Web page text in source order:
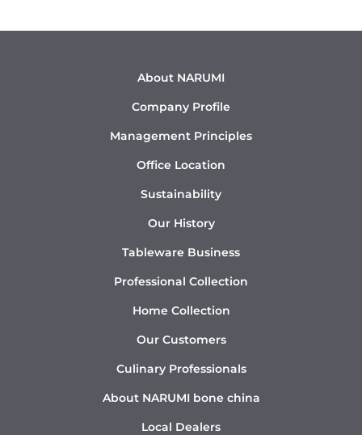
About NARUMI
Company Profile
Management Principles
Office Location
Sustainability
Our History
Tableware Business
Professional Collection
Home Collection
Our Customers
Culinary Professionals
About NARUMI bone china
Local Dealers